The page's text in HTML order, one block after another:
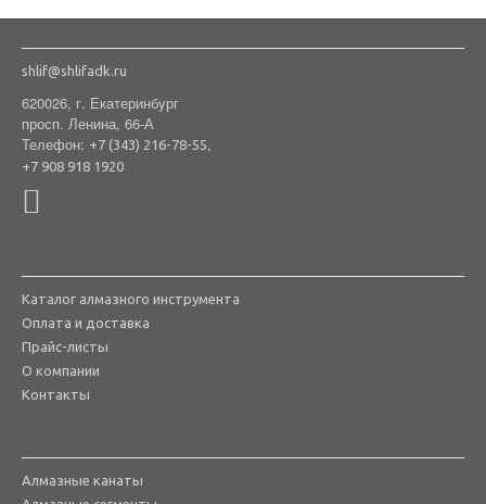
shlif@shlifadk.ru
620026, г. Екатеринбург
просп. Ленина, 66-А
Телефон: +7 (343) 216-78-55,
+7 908 918 1920
Каталог алмазного инструмента
Оплата и доставка
Прайс-листы
О компании
Контакты
Алмазные канаты